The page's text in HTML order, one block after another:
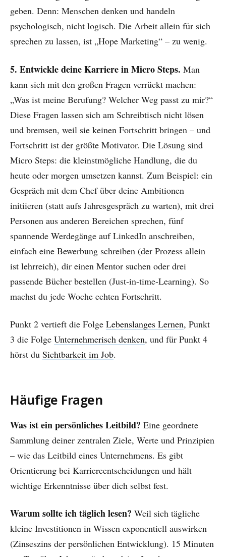
geben. Denn: Menschen denken und handeln
psychologisch, nicht logisch. Die Arbeit allein für sich
sprechen zu lassen, ist „Hope Marketing“ – zu wenig.
5. Entwickle deine Karriere in Micro Steps. Man
kann sich mit den großen Fragen verrückt machen:
„Was ist meine Berufung? Welcher Weg passt zu mir?“
Diese Fragen lassen sich am Schreibtisch nicht lösen
und bremsen, weil sie keinen Fortschritt bringen – und
Fortschritt ist der größte Motivator. Die Lösung sind
Micro Steps: die kleinstmögliche Handlung, die du
heute oder morgen umsetzen kannst. Zum Beispiel: ein
Gespräch mit dem Chef über deine Ambitionen
initiieren (statt aufs Jahresgespräch zu warten), mit drei
Personen aus anderen Bereichen sprechen, fünf
spannende Werdegänge auf LinkedIn anschreiben,
einfach eine Bewerbung schreiben (der Prozess allein
ist lehrreich), dir einen Mentor suchen oder drei
passende Bücher bestellen (Just-in-time-Learning). So
machst du jede Woche echten Fortschritt.
Punkt 2 vertieft die Folge Lebenslanges Lernen, Punkt
3 die Folge Unternehmerisch denken, und für Punkt 4
hörst du Sichtbarkeit im Job.
Häufige Fragen
Was ist ein persönliches Leitbild? Eine geordnete
Sammlung deiner zentralen Ziele, Werte und Prinzipien
– wie das Leitbild eines Unternehmens. Es gibt
Orientierung bei Karriereentscheidungen und hält
wichtige Erkenntnisse über dich selbst fest.
Warum sollte ich täglich lesen? Weil sich tägliche
kleine Investitionen in Wissen exponentiell auswirken
(Zinseszins der persönlichen Entwicklung). 15 Minuten